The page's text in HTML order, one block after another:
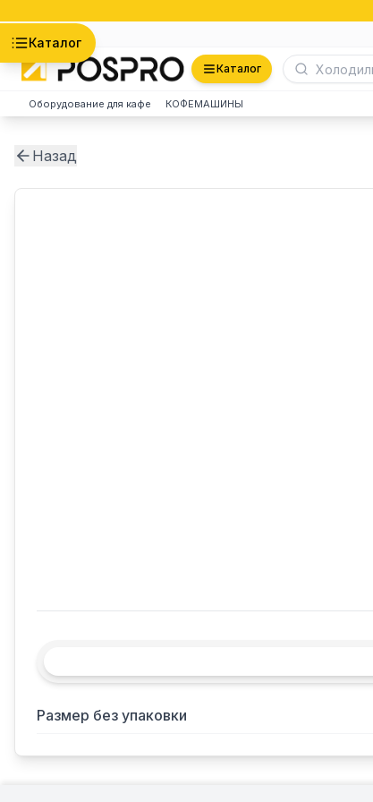
Каталог
Каталог
Оборудование для кафе КОФЕМАШИНЫ
Назад
Размер без упаковки